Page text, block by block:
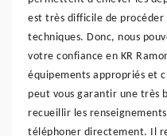
est très difficile de
techniques. Donc, nous
votre confiance en KR
équipements appropriés et
peut vous garantir une très
recueillir les
téléphoner directement. Il